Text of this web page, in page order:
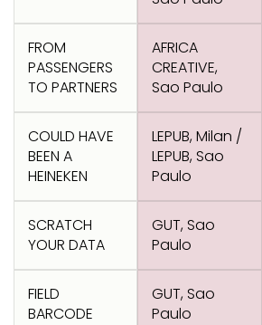
Commerce
Creative Data
Creative
Effectiveness
Creative
for Music
Entertainment
Film Craft
Pharma
Creative
Business
Creative
Commerce
Creative Data
Entertainment
for Gaming
Entertainment
for Music
Entertainment
Media
FROM
PASSENGERS
TO PARTNERS
AFRICA
CREATIVE,
Sao Paulo
COULD HAVE
BEEN A
HEINEKEN
LEPUB, Milan /
LEPUB, Sao
Paulo
SCRATCH
YOUR DATA
GUT, Sao
Paulo
FIELD
BARCODE
GUT, Sao
Paulo